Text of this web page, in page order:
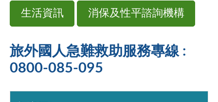
生活資訊 消保及性平諮詢機構
旅外國人急難救助服務專線 :
0800-085-095